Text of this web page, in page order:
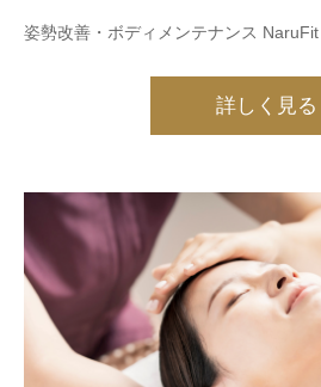
姿勢改善・ボディメンテナンス NaruFit
詳しく見る